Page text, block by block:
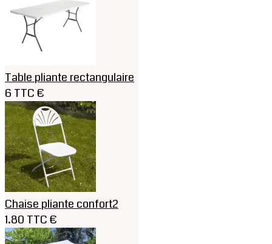
Table pliante rectangulaire
6 TTC €
Chaise pliante confort2
1.80 TTC €